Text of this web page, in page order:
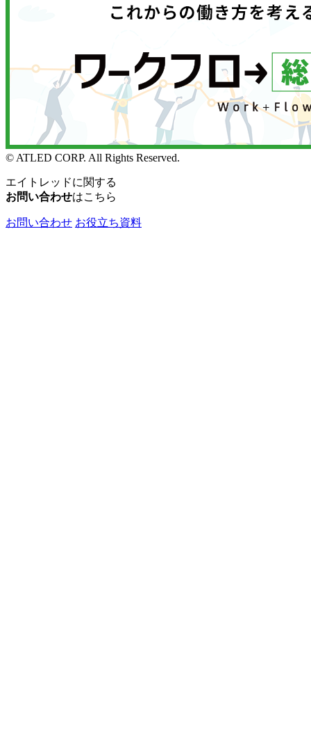
© ATLED CORP. All Rights Reserved.
エイトレッドに関する
お問い合わせはこちら
お問い合わせ お役立ち資料